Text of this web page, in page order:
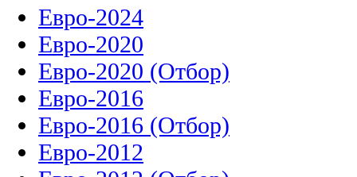
Евро-2024
Евро-2020
Евро-2020 (Отбор)
Евро-2016
Евро-2016 (Отбор)
Евро-2012